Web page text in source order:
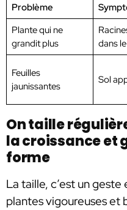
Problème
Plante qui ne
grandit plus
dans
Feuilles
jaunissantes
Sol
On taille
la croissance et
forme
La taille, c’est un
plantes vigoureuses et